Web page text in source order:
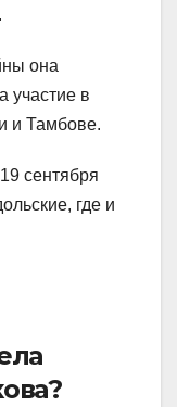
она
участие в
и Тамбове.
сентября
где и